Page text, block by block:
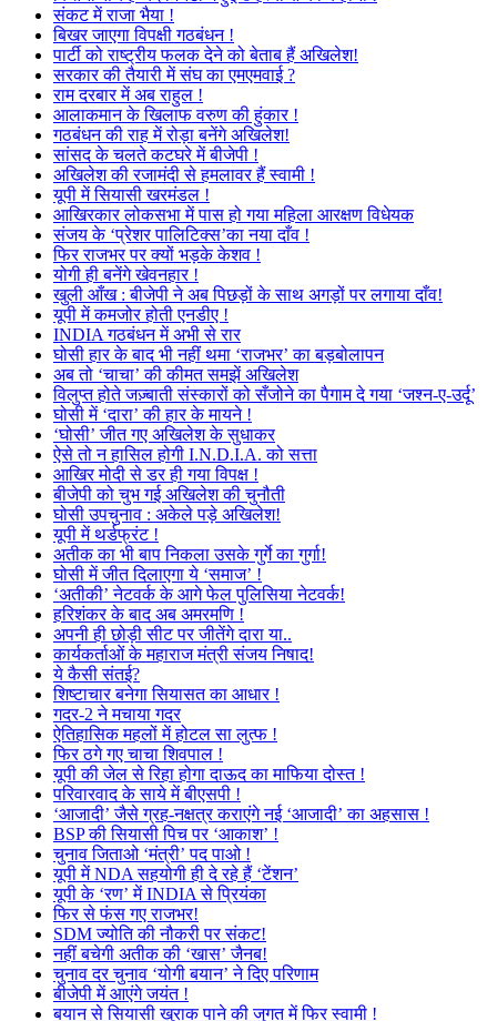
संकट में राजा भैया !
बिखर जाएगा विपक्षी गठबंधन !
पार्टी को राष्ट्रीय फलक देने को बेताब हैं अखिलेश!
सरकार की तैयारी में संघ का एमएमवाई ?
राम दरबार में अब राहुल !
आलाकमान के खिलाफ वरुण की हुंकार !
गठबंधन की राह में रोड़ा बनेंगे अखिलेश!
सांसद के चलते कटघरे में बीजेपी !
अखिलेश की रजामंदी से हमलावर हैं स्वामी !
यूपी में सियासी खरमंडल !
आखिरकार लोकसभा में पास हो गया महिला आरक्षण विधेयक
संजय के ‘प्रेशर पालिटिक्स’का नया दाँव !
फिर राजभर पर क्यों भड़के केशव !
योगी ही बनेंगे खेवनहार !
खुली आँख : बीजेपी ने अब पिछड़ों के साथ अगड़ों पर लगाया दाँव!
यूपी में कमजोर होती एनडीए !
INDIA गठबंधन में अभी से रार
घोसी हार के बाद भी नहीं थमा ‘राजभर’ का बड़बोलापन
अब तो ‘चाचा’ की कीमत समझें अखिलेश
विलुप्त होते जज़्बाती संस्कारों को सँजोने का पैगाम दे गया ‘जश्न-ए-उर्दू’
घोसी में ‘दारा’ की हार के मायने !
‘घोसी’ जीत गए अखिलेश के सुधाकर
ऐसे तो न हासिल होगी I.N.D.I.A. को सत्ता
आखिर मोदी से डर ही गया विपक्ष !
बीजेपी को चुभ गई अखिलेश की चुनौती
घोसी उपचुनाव : अकेले पड़े अखिलेश!
यूपी में थर्डफ्रंट !
अतीक का भी बाप निकला उसके गुर्गे का गुर्गा!
घोसी में जीत दिलाएगा ये ‘समाज’ !
‘अतीकी’ नेटवर्क के आगे फेल पुलिसिया नेटवर्क!
हरिशंकर के बाद अब अमरमणि !
अपनी ही छोड़ी सीट पर जीतेंगे दारा या..
कार्यकर्ताओं के महाराज मंत्री संजय निषाद!
ये कैसी संतई?
शिष्टाचार बनेगा सियासत का आधार !
गदर-2 ने मचाया गदर
ऐतिहासिक महलों में होटल सा लुत्फ !
फिर ठगे गए चाचा शिवपाल !
यूपी की जेल से रिहा होगा दाऊद का माफिया दोस्त !
परिवारवाद के साये में बीएसपी !
‘आजादी’ जैसे ग्रह-नक्षत्र कराएंगे नई ‘आजादी’ का अहसास !
BSP की सियासी पिच पर ‘आकाश’ !
चुनाव जिताओ ‘मंत्री’ पद पाओ !
यूपी में NDA सहयोगी ही दे रहे हैं ‘टेंशन’
यूपी के ‘रण’ में INDIA से प्रियंका
फिर से फंस गए राजभर!
SDM ज्योति की नौकरी पर संकट!
नहीं बचेगी अतीक की ‘खास’ जैनब!
चुनाव दर चुनाव ‘योगी बयान’ ने दिए परिणाम
बीजेपी में आएंगे जयंत !
बयान से सियासी खुराक पाने की जुगत में फिर स्वामी !